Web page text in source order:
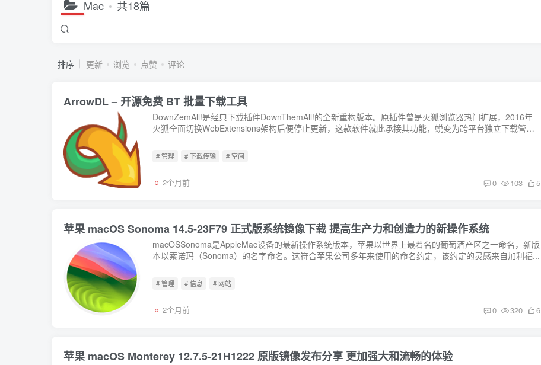
Mac 共18篇
排序 更新 浏览 点赞 评论
ArrowDL – 开源免费 BT 批量下载工具
DownZemAll!是经典下载插件DownThemAll!的全新重构版本。原插件曾是火狐浏览器热门扩展，2016年
火狐全面切换WebExtensions架构后便停止更新，这款软件就此承接其功能，蜕变为跨平台独立下载管
# 管理 # 下载传输 # 空间
2个月前 0 103 5
苹果 macOS Sonoma 14.5-23F79 正式版系统镜像下载 提高生产力和创造力的新操作系统
macOSSonoma是AppleMac设备的最新操作系统版本，苹果以世界上最着名的葡萄酒产区之一命名，新版
本以索诺玛（Sonoma）的名字命名。这符合苹果公司多年来使用的命名约定，该约定的灵感来自加利福...
# 管理 # 信息 # 网站
2个月前 0 320 6
苹果 macOS Monterey 12.7.5-21H1222 原版镜像发布分享 更加强大和流畅的体验